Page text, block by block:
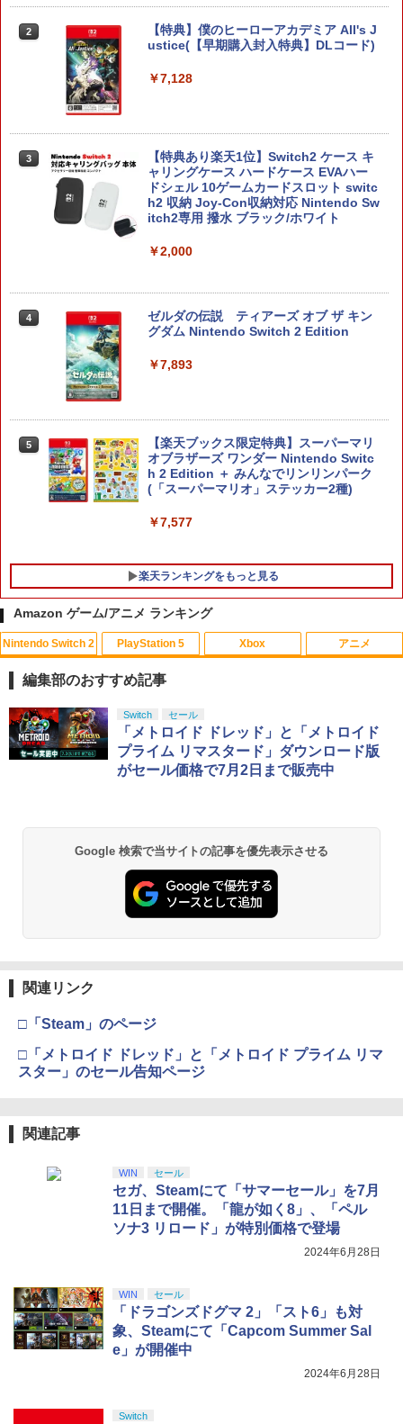
2
【特典】僕のヒーローアカデミア All's J
ustice(【早期購入封入特典】DLコード)
￥7,128
3
【特典あり楽天1位】Switch2 ケース キ
ャリングケース ハードケース EVAハー
ドシェル 10ゲームカードスロット switc
h2 収納 Joy-Con収納対応 Nintendo Sw
itch2専用 撥水 ブラック/ホワイト
￥2,000
4
ゼルダの伝説 ティアーズ オブ ザ キン
グダム Nintendo Switch 2 Edition
￥7,893
5
【楽天ブックス限定特典】スーパーマリ
オブラザーズ ワンダー Nintendo Switc
h 2 Edition ＋ みんなでリンリンパーク
(「スーパーマリオ」ステッカー2種)
￥7,577
楽天ランキングをもっと見る
1
PRO FREAK V2 Cheeky (通常版) モデ
ル プロフリーク PS5 PS4 NS proチーキ
ー 凹型 FPS 無段階高さ調節 profreek バ
ロコン対応【定形外郵便のみ送料無料】
Playstation 5特許取得済み日本製しまリ
ス堂
￥1,999
送料無料Battlefield™ 6（バトルフィー
ルド6） 【予約特典】DLC「トゥームス
トーンパック」 同梱 オリジナルBOX入
り ＆ 記念カード & LEDライト 同梱 - PS
5 B0FKN6ZL1H
￥3,280
縦置き 冷却ファン スタンド 冷却パッド
収納 充電LEDランプ 充電指示ランプ付
滑り止め 冷却台 2台同時充電
Dark Tiesソフト:プレイステーション5
ソフト／アクション・ゲーム
￥4,150
5
【特典】SILENT HILL: Townfall(【早期
購入封入特典】DLCチラシ)
￥6,507
1
アニプレックス ブルーレイディスク
劇場版「鬼滅の刃」無限列車編 通常版
A】
[ 押井守 ]
劇場版 カードキャプターさくら 封印さ
れたカード【Blu-ray】 [ 丹下桜 ]
劇場版 カードキャプターさくら【Blu-ra
y】 [ 丹下桜 ]
￥4,884
Amazon ゲーム/アニメ ランキング
Nintendo Switch 2
1
スプラトゥーン レイダース|オンライン
コード版
￥5,832
スプラトゥーン レイダース -Switch2
ニンテンドープリペイド番号 5000円|オ
ンラインコード版
PlayStation 5
1
PlayStation 5 デジタル・エディション
日本語専用 Console Language: Japan
ese only (CFI-2200B01)
￥55,000
Beast of Reincarnation -PS5 【特典】
プロダクトコード 封入
￥7,286
￥11,980
【純正品】DualSense ワイヤレスコン
トローラー(CFI-ZCT2J)
Xbox
1
【純正品】Xbox ワイヤレス コントロー
ラー + USB-C® ケーブル
￥8,300
【純正品】Xbox ワイヤレス コントロー
ラー (ロボット ホワイト)
￥7,681
【純正品】Xbox ワイヤレス コントロー
4
【純正品】Xbox 充電式バッテリー + US
B-C ケーブル
【国内正規品】Thrustmaster スラスト
マスター TH8S シフター - PC、PS4、P
S5、PS5 Pro、Xbox One、Xbox Serie
s X|S 対応の高精度 H パターン シフター
アニメ
1
劇場版「鬼滅の刃」無限城編 第一章 猗
窩座再来 通常版 [Blu-ray]
￥3,982
劇場版「鬼滅の刃」無限城編 第一章 猗
窩座再来 通常版 [DVD]
￥3,523
(オリジナル特典:オリジナル巾着＋メー
カー特典:【坤と離】二振りの剣、十翼よ
り来たる！スタジオ描き下ろしイラスト
ボード付) [Blu-ray]
窩座再来 完全生産限定版 [Blu-ray]
￥8,698
5
第三章 蛇神 (オリジナル特典:オリジナル
巾着＋メーカー特典:【坤と離】二振りの
剣、十翼より来たる！スタジオ描き下ろ
しイラストボード付) [DVD]
編集部のおすすめ記事
Switch セール
「メトロイド ドレッド」と「メトロイド
プライム リマスタード」ダウンロード版
がセール価格で7月2日まで販売中
Google 検索で当サイトの記事を優先表示させる
関連リンク
□「Steam」のページ
□「メトロイド ドレッド」と「メトロイド プライム リマ
スター」のセール告知ページ
関連記事
WIN セール
セガ、Steamにて「サマーセール」を7月
11日まで開催。「龍が如く8」、「ペル
ソナ3 リロード」が特別価格で登場
2024年6月28日
WIN セール
「ドラゴンズドグマ 2」「スト6」も対
象、Steamにて「Capcom Summer Sal
e」が開催中
2024年6月28日
Switch